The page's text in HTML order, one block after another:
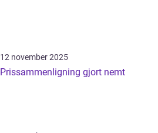
12 november 2025
Prissammenligning gjort nemt